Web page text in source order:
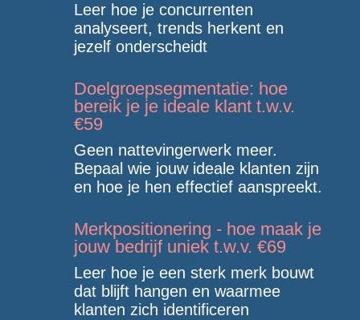
Leer hoe je concurrenten
analyseert, trends herkent en
jezelf onderscheidt
Doelgroepsegmentatie: hoe
bereik je je ideale klant t.w.v.
€59
Geen nattevingerwerk meer.
Bepaal wie jouw ideale klanten zijn
en hoe je hen effectief aanspreekt.
Merkpositionering - hoe maak je
jouw bedrijf uniek t.w.v. €69
Leer hoe je een sterk merk bouwt
dat blijft hangen en waarmee
klanten zich identificeren